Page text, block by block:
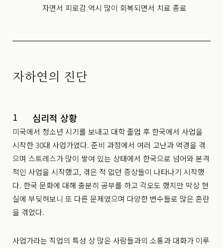
자면서 피로감 역시 많이 회복되면서 치료 종료
자하연의 진단
1 심리적 상황
미국에서 청소년 시기를 보내고 대학 졸업 후 한국에서 사업을
시작한 30대 사업가였다. 준비 과정에서 여러 고난과 역경을 겪
으며 스트레스가 많이 쌓여 있는 상태에서 한국으로 넘어와 본격
적인 사업을 시작했고, 겪은 적 없던 증상들이 나타나기 시작했
다. 한국 문화에 대해 충분히 공부를 하고 각오도 했지만 막상 현
실에 부딪혀보니 또 다른 문제였으며 다양한 변수들로 많은 혼란
을 겪었다.
사업가라는 직업의 특성 상 많은 사람들과의 소통과 대화가 이루